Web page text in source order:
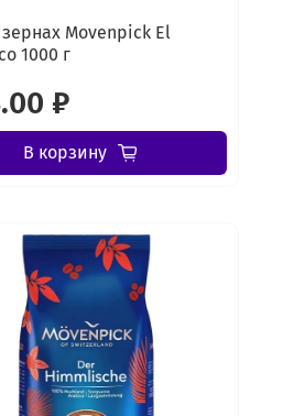
Movenpick El
1000 г
₽
В корзину